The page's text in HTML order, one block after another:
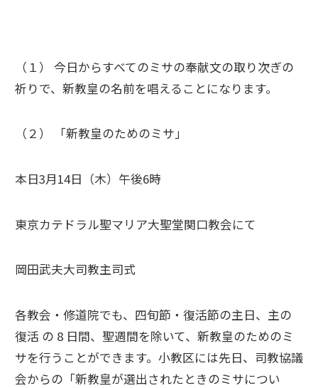
（１） 今日からすべてのミサの奉献文の取り次ぎの
祈りで、新教皇の名前を唱えることになります。
（２） 「新教皇のためのミサ」
本日3月14日（木）午後6時
東京カテドラル聖マリア大聖堂関口教会にて
岡田武夫大司教主司式
各教会・修道院でも、四旬節・復活節の主日、主の
復活 の 8 日間、聖週間を除いて、新教皇のためのミ
サを行うことができます。小教区には先日、司教協議
会からの「新教皇が選出されたときのミサについ